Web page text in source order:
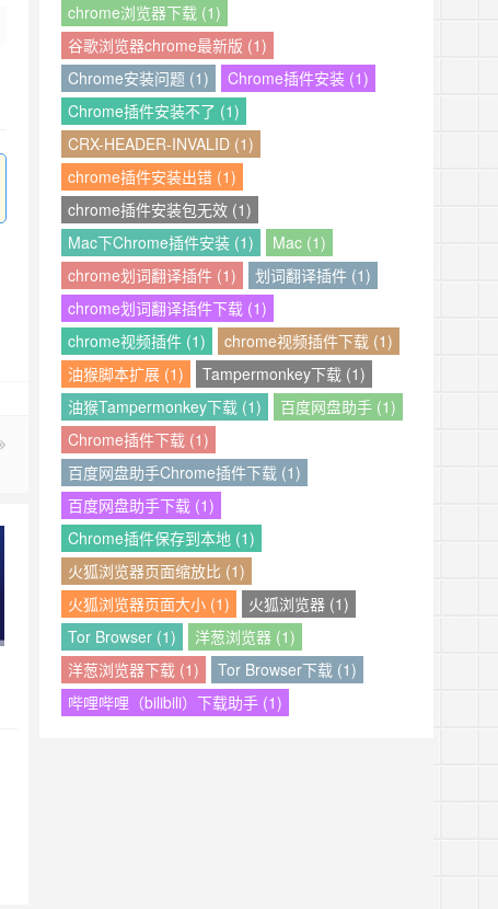
chrome浏览器下载 (1)
谷歌浏览器chrome最新版 (1)
Chrome安装问题 (1)
Chrome插件安装 (1)
Chrome插件安装不了 (1)
CRX-HEADER-INVALID (1)
chrome插件安装出错 (1)
chrome插件安装包无效 (1)
Mac下Chrome插件安装 (1)
Mac (1)
chrome划词翻译插件 (1)
划词翻译插件 (1)
chrome划词翻译插件下载 (1)
chrome视频插件 (1)
chrome视频插件下载 (1)
油猴脚本扩展 (1)
Tampermonkey下载 (1)
油猴Tampermonkey下载 (1)
百度网盘助手 (1)
Chrome插件下载 (1)
百度网盘助手Chrome插件下载 (1)
百度网盘助手下载 (1)
Chrome插件保存到本地 (1)
火狐浏览器页面缩放比 (1)
火狐浏览器页面大小 (1)
火狐浏览器 (1)
Tor Browser (1)
洋葱浏览器 (1)
洋葱浏览器下载 (1)
Tor Browser下载 (1)
哔哩哔哩（bilibili）下载助手 (1)